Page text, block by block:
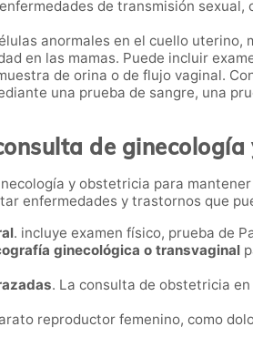
de transmisión sexual,
anormales en el cuello uterino,
en las mamas. Puede incluir
de orina o de flujo vaginal.
una prueba de sangre, una
de
y obstetricia para mantener
enfermedades y trastornos que
. incluye examen físico, prueba de
ginecológica o transvaginal
. La consulta de obstetricia
reproductor femenino, como